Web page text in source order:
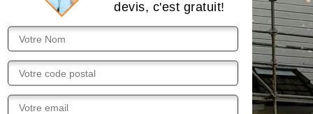
devis, c'est gratuit!